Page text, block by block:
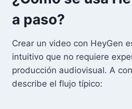
a paso?
Crear un video con HeyGen
intuitivo que no requiere
producción audiovisual. A
describe el flujo típico: